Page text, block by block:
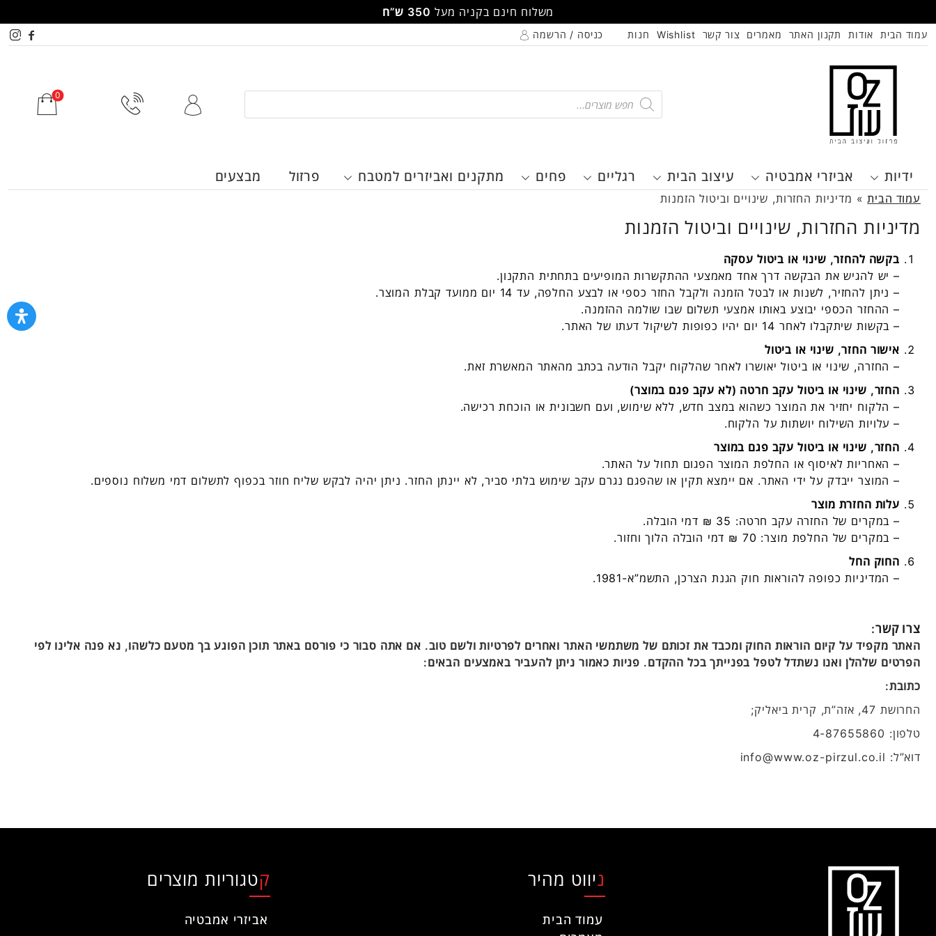
ידיות אביזרי אמבטיה עיצוב הבית רגליים פחים מתקנים ואביזרים למטבח פרזול מבצעים
Products
search
עמוד הבית אודות תקנון האתר מאמרים צור קשר Wishlist חנות כניסה / הרשמה
משלוח חינם בקניה מעל 350 ש”ח
עמוד הבית» מדיניות החזרות, שינויים וביטול הזמנות
מדיניות החזרות, שינויים וביטול הזמנות
בקשה להחזר, שינוי או ביטול עסקה
– יש להגיש את הבקשה דרך אחד מאמצעי ההתקשרות המופיעים בתחתית התקנון.
– ניתן להחזיר, לשנות או לבטל הזמנה ולקבל החזר כספי או לבצע החלפה, עד 14 יום ממועד קבלת המוצר.
– ההחזר הכספי יבוצע באותו אמצעי תשלום שבו שולמה ההזמנה.
– בקשות שיתקבלו לאחר 14 יום יהיו כפופות לשיקול דעתו של האתר.
אישור החזר, שינוי או ביטול
– החזרה, שינוי או ביטול יאושרו לאחר שהלקוח יקבל הודעה בכתב מהאתר המאשרת זאת.
החזר, שינוי או ביטול עקב חרטה (לא עקב פגם במוצר)
– הלקוח יחזיר את המוצר כשהוא במצב חדש, ללא שימוש, ועם חשבונית או הוכחת רכישה.
– עלויות השילוח יושתות על הלקוח.
החזר, שינוי או ביטול עקב פגם במוצר
– האחריות לאיסוף או החלפת המוצר הפגום תחול על האתר.
– המוצר ייבדק על ידי האתר. אם יימצא תקין או שהפגם נגרם עקב שימוש בלתי סביר, לא יינתן החזר. ניתן יהיה לבקש שליח חוזר בכפוף לתשלום דמי משלוח נוספים.
עלות החזרת מוצר
– במקרים של החזרה עקב חרטה: 35 ₪ דמי הובלה.
– במקרים של החלפת מוצר: 70 ₪ דמי הובלה הלוך וחזור.
החוק החל
– המדיניות כפופה להוראות חוק הגנת הצרכן, התשמ”א-1981.
צרו קשר:
האתר מקפיד על קיום הוראות החוק ומכבד את זכותם של משתמשי האתר ואחרים לפרטיות ולשם טוב. אם אתה סבור כי פורסם באתר תוכן הפוגע בך מטעם כלשהו, נא פנה אלינו לפי
הפרטים שלהלן ואנו נשתדל לטפל בפנייתך בכל ההקדם. פניות כאמור ניתן להעביר באמצעים הבאים:
כתובת:
החרושת 47, אזה”ת, קרית ביאליק;
טלפון: 4-87655860
דוא”ל: info@www.oz-pirzul.co.il
ניווט מהיר
עמוד הבית
קטגוריות מוצרים
אביזרי אמבטיה